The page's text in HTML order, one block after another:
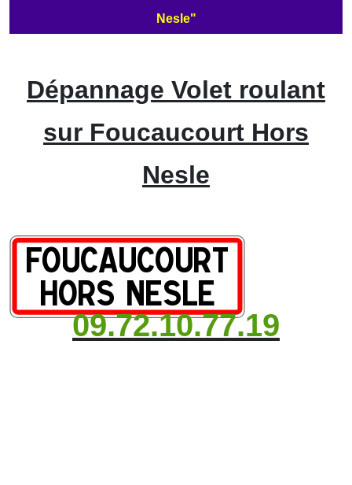
Nesle"
Dépannage Volet roulant
sur Foucaucourt Hors
Nesle
09.72.10.77.19